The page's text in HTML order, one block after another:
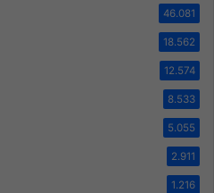
46.081
18.562
12.574
8.533
5.055
2.911
1.216